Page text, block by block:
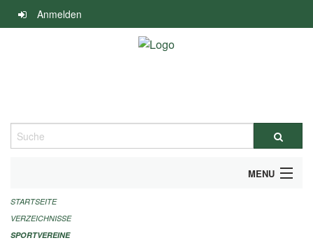
Navigation
überspringen
Anmelden
Suche
MENU
ALLGEMEINE INFORMATIONEN
FINANZIELLE UNTERSTÜTZUNG BENÖTIGT?
STARTSEITE
VERZEICHNISSE
SPORTVEREINE